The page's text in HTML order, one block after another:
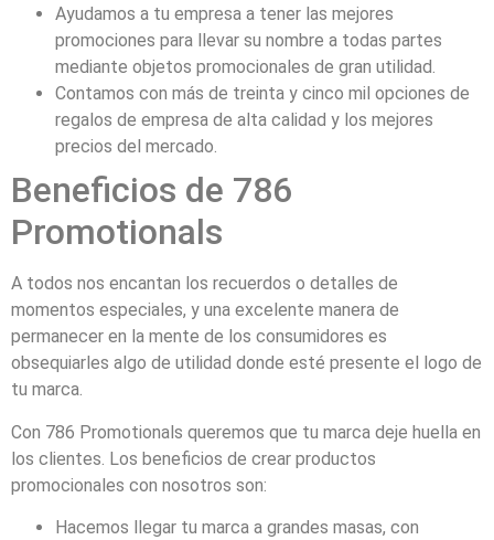
Ayudamos a tu empresa a tener las mejores
promociones para llevar su nombre a todas partes
mediante objetos promocionales de gran utilidad.
Contamos con más de treinta y cinco mil opciones de
regalos de empresa de alta calidad y los mejores
precios del mercado.
Beneficios de 786
Promotionals
A todos nos encantan los recuerdos o detalles de
momentos especiales, y una excelente manera de
permanecer en la mente de los consumidores es
obsequiarles algo de utilidad donde esté presente el logo de
tu marca.
Con 786 Promotionals queremos que tu marca deje huella en
los clientes. Los beneficios de crear productos
promocionales con nosotros son:
Hacemos llegar tu marca a grandes masas, con